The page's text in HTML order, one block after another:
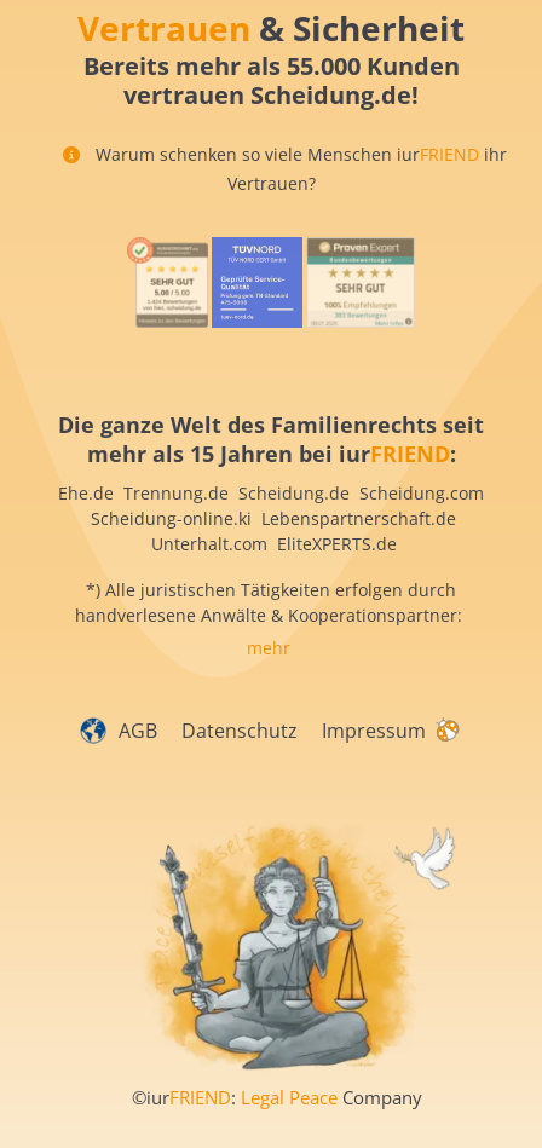
Vertrauen & Sicherheit
Bereits mehr als 55.000 Kunden
vertrauen Scheidung.de!
Warum schenken so viele Menschen iurFRIEND ihr
Vertrauen?
Die ganze Welt des Familienrechts seit
mehr als 15 Jahren bei iurFRIEND:
Ehe.de Trennung.de Scheidung.de Scheidung.com
Scheidung-online.ki Lebenspartnerschaft.de
Unterhalt.com EliteXPERTS.de
*) Alle juristischen Tätigkeiten erfolgen durch
handverlesene Anwälte & Kooperationspartner:
mehr
AGB Datenschutz Impressum
©iurFRIEND: Legal Peace Company